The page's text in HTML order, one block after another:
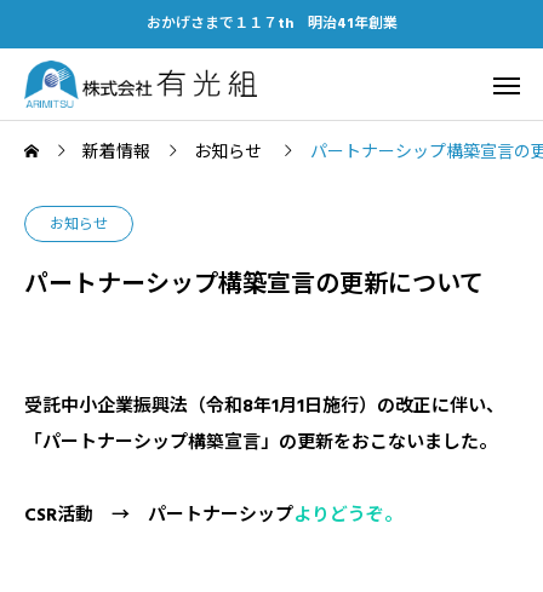
おかげさまで１１７th 明治41年創業
新着情報 お知らせ パートナーシップ構築宣言の
お知らせ
パートナーシップ構築宣言の更新について
受託中小企業振興法（令和8年1月1日施行）の改正に伴い、
「パートナーシップ構築宣言」の更新をおこないました。
CSR活動 → パートナーシップよりどうぞ。